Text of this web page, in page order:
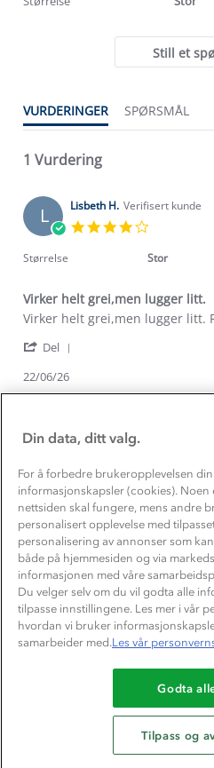
Still et
VURDERINGER SPØRSMÅL
1 Vurdering
L Lisbeth H. Verifisert kunde
rating
Størrelse Stor
Virker helt grei,men lugger litt.
Review
Lisbeth
on
22
review
Virker
grei,men
lugger
Virker helt grei,men lugger litt.
Del
by
on
Jun
2026
22/06/26
Kundeservice
Kontakt oss
Konkurransevinnere
Kundeklubb
Våre butikker
Bedrift, barnehage og SFO
OM OSS
Klima og miljø
Etisk handel
Inkludering
Materialer
Personvern
TIPS OG RÅD
Alt du trenger til
Dette trenger du til
Gravidklær
Hvordan velge riktig turtøy?
EL-retur
Store størrelser
Turmat oppskrifter
Beredskap
AKTIVITETER
Få turinspirasjon og tips
Storms turtips🐿️
Leirskole 🥾
Barnehageansatt
Tips til hyttetur
Du betaler
Din data, ditt valg.
For å forbedre brukeropplevelsen
informasjonskapsler (cookies).
nettsiden skal fungere, mens andre
personalisert opplevelse med
personalisering av annonser som
både på hjemmesiden og via
informasjonen med våre
Du velger selv om du vil godta alle
tilpasse innstillingene. Les mer i vår
hvordan vi bruker
samarbeider med.Les vår
Godta
Tilpass og